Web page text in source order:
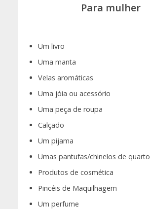
Para mulher
Um livro
Uma manta
Velas aromáticas
Uma jóia ou acessório
Uma peça de roupa
Calçado
Um pijama
Umas pantufas/chinelos de quarto
Produtos de cosmética
Pincéis de Maquilhagem
Um perfume